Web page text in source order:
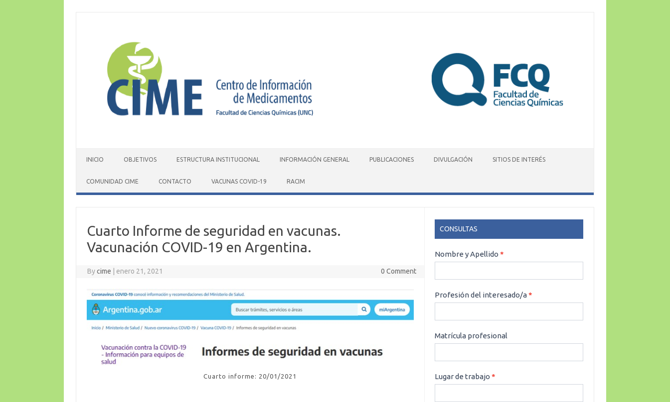
INICIO OBJETIVOS ESTRUCTURA INSTITUCIONAL INFORMACIÓN GENERAL PUBLICACIONES DIVULGACIÓN SITIOS DE INTERÉS
COMUNIDAD CIME CONTACTO VACUNAS COVID-19 RACIM
Cuarto Informe de seguridad en vacunas.
Vacunación COVID-19 en Argentina.
Bycime enero 21, 2021 0 Comment
Cuarto informe: 20/01/2021
CONSULTAS
CONSULTAS
Nombre y Apellido*
Profesión del interesado/a*
Matrícula profesional
Lugar de trabajo*